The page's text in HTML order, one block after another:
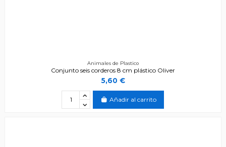
Animales de Plastico
Conjunto seis corderos 8 cm plástico Oliver
5,60 €
Añadir al carrito